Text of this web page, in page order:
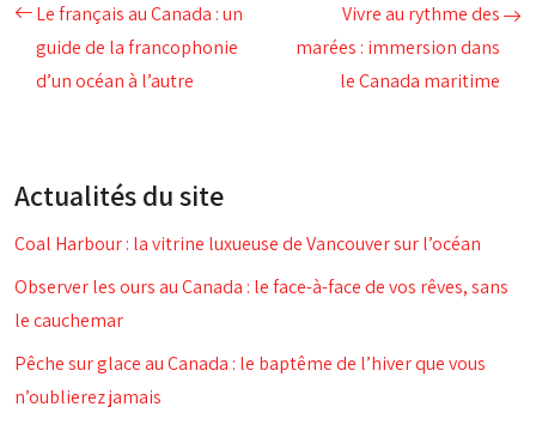
Le français au Canada : un
guide de la francophonie
d’un océan à l’autre
Vivre au rythme des
marées : immersion dans
le Canada maritime
Actualités du site
Coal Harbour : la vitrine luxueuse de Vancouver sur l’océan
Observer les ours au Canada : le face-à-face de vos rêves, sans
le cauchemar
Pêche sur glace au Canada : le baptême de l’hiver que vous
n’oublierez jamais